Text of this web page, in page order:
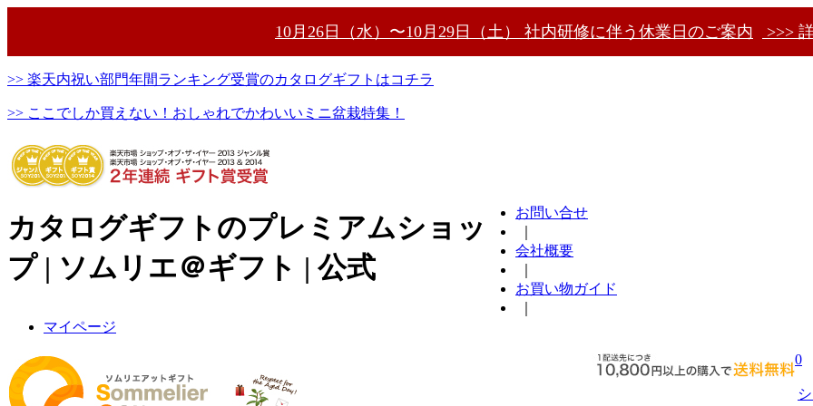
10月26日（水）〜10月29日（土） 社内研修に伴う休業日のご案内 >>>
>> 楽天内祝い部門年間ランキング受賞のカタログギフトはコチラ
>> ここでしか買えない！おしゃれでかわいいミニ盆栽特集！
カタログギフトのプレミアムショッ
プ | ソムリエ＠ギフト | 公式
お問い合せ
会社概要
お買い物ガイド
マイページ
0